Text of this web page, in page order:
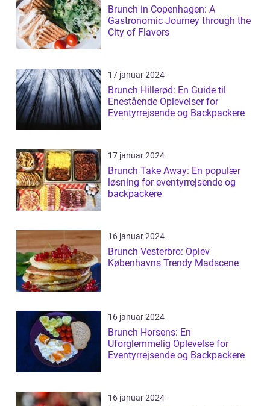
Brunch in Copenhagen: A
Gastronomic Journey through the
City of Flavors
17 januar 2024
Brunch Hillerød: En Guide til
Enestående Oplevelser for
Eventyrrejsende og Backpackere
17 januar 2024
Brunch Take Away: En populær
løsning for eventyrrejsende og
backpackere
16 januar 2024
Brunch Vesterbro: Oplev
Københavns Trendy Madscene
16 januar 2024
Brunch Horsens: En
Uforglemmelig Oplevelse for
Eventyrrejsende og Backpackere
16 januar 2024